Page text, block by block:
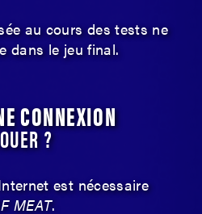
au cours des tests ne
dans le jeu final.
CONNEXION
?
est nécessaire
MEAT.